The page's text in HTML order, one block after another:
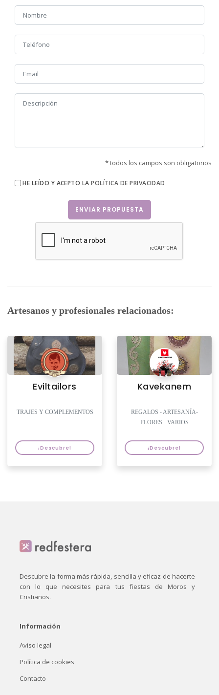
* todos los campos son obligatorios
HE LEÍDO Y ACEPTO LAPOLÍTICA DE PRIVACIDAD
ENVIAR PROPUESTA
Artesanos y profesionales relacionados:
Eviltailors
TRAJES Y COMPLEMENTOS
¡Descubre!
Kavekanem
REGALOS - ARTESANÍA-
FLORES - VARIOS
¡Descubre!
Descubre la forma más rápida, sencilla y eficaz de hacerte
con lo que necesites para tus fiestas de Moros y
Cristianos.
Información
Aviso legal
Política de cookies
Contacto